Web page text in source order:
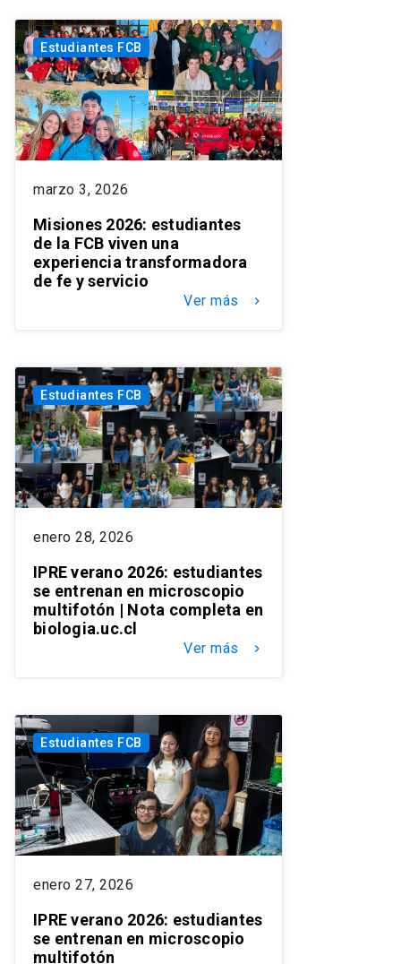
Estudiantes FCB
marzo 3, 2026
Misiones 2026: estudiantes
de la FCB viven una
experiencia transformadora
de fe y servicio
Ver más keyboard_arrow_right
Estudiantes FCB
enero 28, 2026
IPRE verano 2026: estudiantes
se entrenan en microscopio
multifotón | Nota completa en
biologia.uc.cl
Ver más keyboard_arrow_right
Estudiantes FCB
enero 27, 2026
IPRE verano 2026: estudiantes
se entrenan en microscopio
multifotón